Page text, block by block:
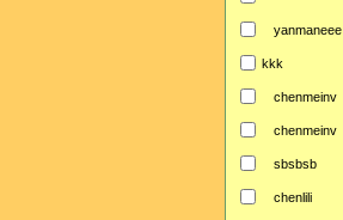
yanmaneee
kkk
chenmeinv
chenmeinv
sbsbsb
chenlili